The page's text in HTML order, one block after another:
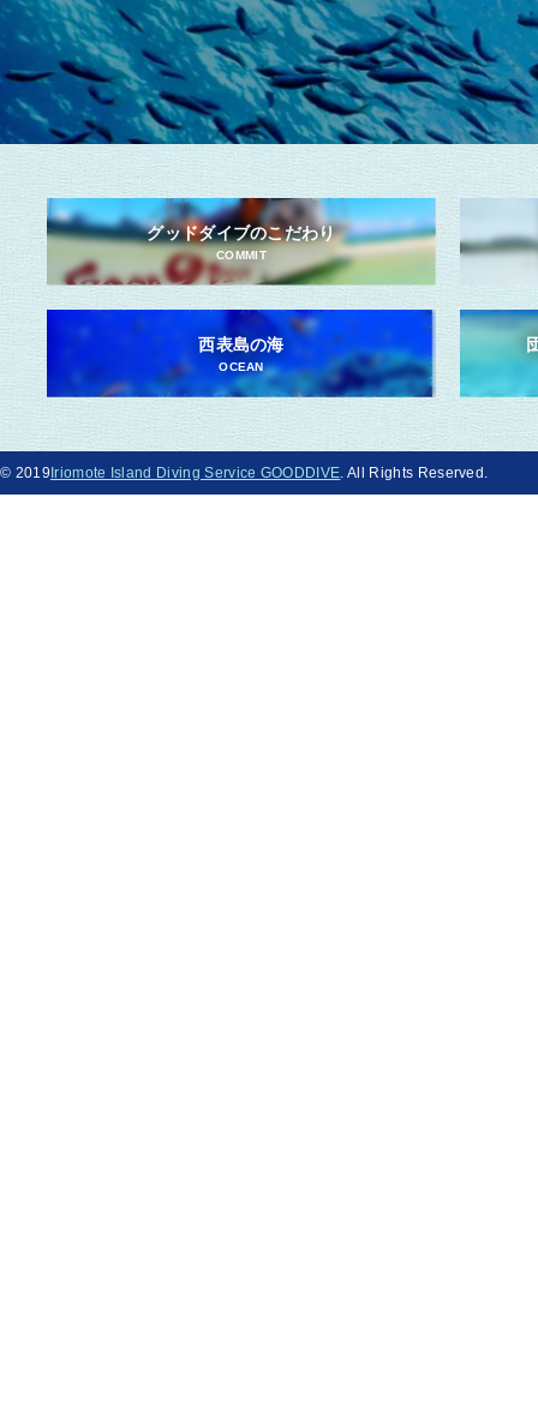
グッドダイブのこだわり
COMMIT
西表島の海
OCEAN
© 2019 Iriomote Island Diving Service GOODDIVE. All Rights Reserved.